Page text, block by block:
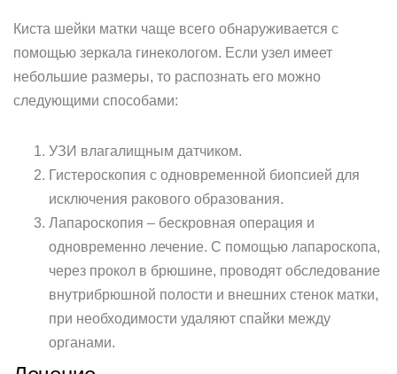
Киста шейки матки чаще всего обнаруживается с
помощью зеркала гинекологом. Если узел имеет
небольшие размеры, то распознать его можно
следующими способами:
УЗИ влагалищным датчиком.
Гистероскопия с одновременной биопсией для
исключения ракового образования.
Лапароскопия – бескровная операция и
одновременно лечение. С помощью лапароскопа,
через прокол в брюшине, проводят обследование
внутрибрюшной полости и внешних стенок матки,
при необходимости удаляют спайки между
органами.